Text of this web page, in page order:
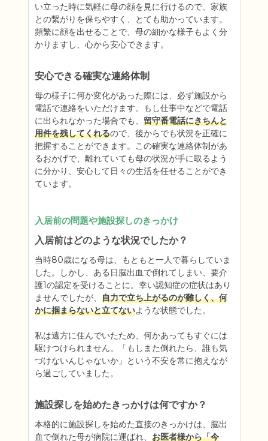
い立った時に気軽に母の顔を見に行けるので、家族
との繋がりを保ちやすく、とても助かっています。
頻繁に顔を出せることで、母の細かな様子もよく分
かりますし、心から安心できます。
安心できる確実な連絡体制
母の様子に何か変化があった際には、必ず施設から
電話で連絡をいただけます。もし仕事中などで電話
に出られなかった場合でも、 留守番電話にきちんと
用件を残してくれるので、後からでも状況を正確に
把握することができます。この確実な連絡体制があ
るおかげで、離れていても母の状況が手に取るよう
に分かり、安心して日々の生活を任せることができ
ています。
入居前の問題や施設探しのきっかけ
入居前はどのような状況でしたか？
当時80歳になる母は、もともと一人で暮らしていま
した。しかし、ある日脳出血で倒れてしまい、要介
護1の認定を受けることに。幸い認知症の症状はあり
ませんでしたが、 自力で立ち上がるのが難しく、何
かに掴まらないと立てないような状態でした。
私は遠方に住んでいたため、何かあってもすぐには
駆けつけられません。「もしまた倒れたら、誰も気
づけないんじゃないか」という不安を常に抱えなが
ら過ごしていました。
施設探しを始めたきっかけは何ですか？
本格的に施設探しを始めた直接のきっかけは、脳出
血で倒れた母が病院に運ばれ、 お医者様から「今